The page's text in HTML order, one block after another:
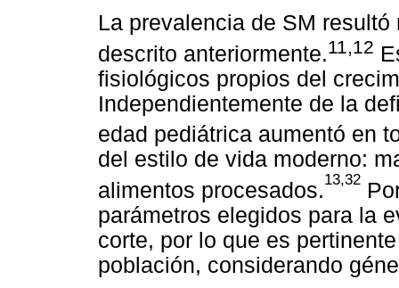
La prevalencia de SM
descrito anteriormente.11,12
fisiológicos propios del
Independientemente de la
edad pediátrica aumentó en
del estilo de vida moderno:
alimentos procesados.13,32
parámetros elegidos para la
corte, por lo que es
población, considerando